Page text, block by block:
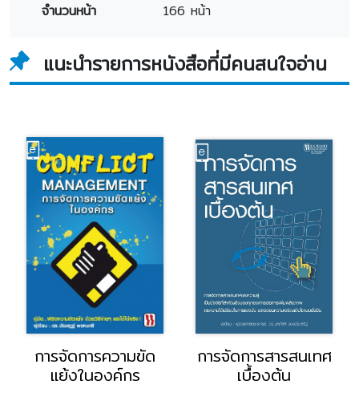
จำนวนหน้า
166 หน้า
แนะนำรายการหนังสือที่มีคนสนใจอ่าน
การจัดการความขัด
แย้งในองค์กร
การจัดการสารสนเทศ
เบื้องต้น